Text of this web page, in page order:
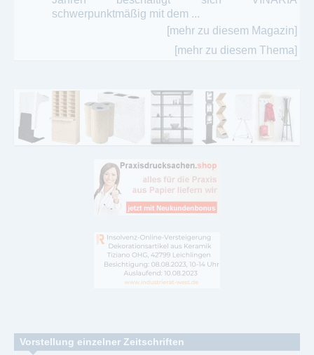
schwerpunktmäßig mit dem ...
[mehr zu diesem Magazin]
[mehr zu diesem Thema]
Vorstellung einzelner Zeitschriften